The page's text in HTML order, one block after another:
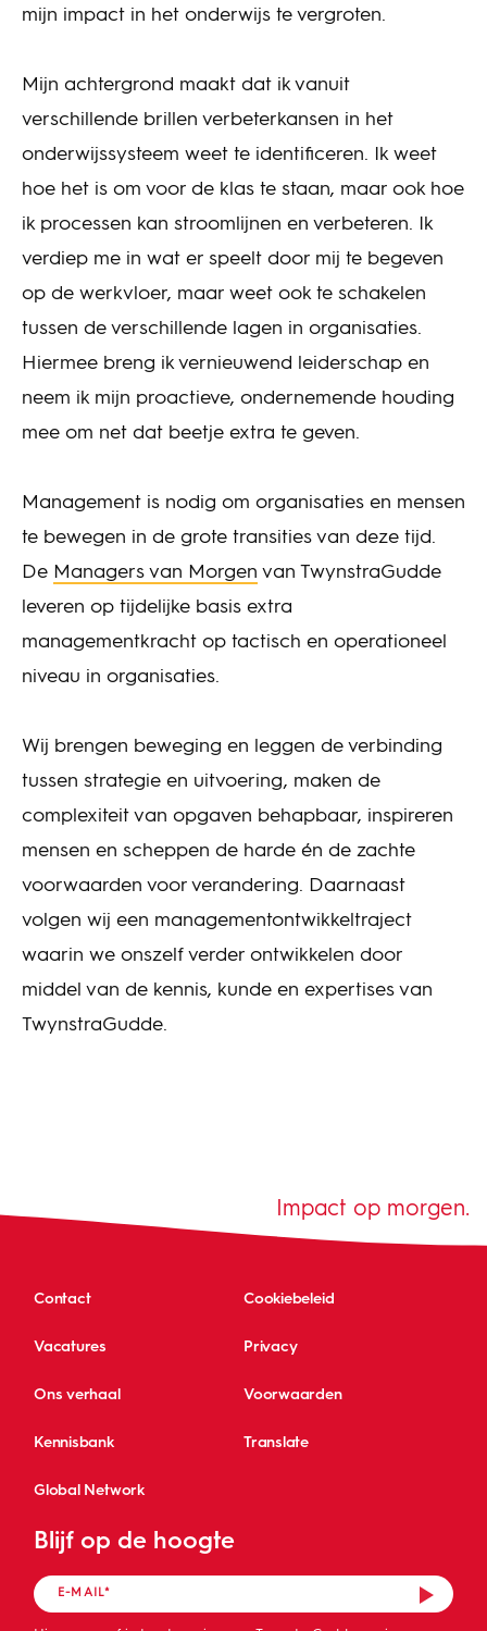
mijn impact in het onderwijs te vergroten.
Mijn achtergrond maakt dat ik vanuit
verschillende brillen verbeterkansen in het
onderwijssysteem weet te identificeren. Ik weet
hoe het is om voor de klas te staan, maar ook hoe
ik processen kan stroomlijnen en verbeteren. Ik
verdiep me in wat er speelt door mij te begeven
op de werkvloer, maar weet ook te schakelen
tussen de verschillende lagen in organisaties.
Hiermee breng ik vernieuwend leiderschap en
neem ik mijn proactieve, ondernemende houding
mee om net dat beetje extra te geven.
Management is nodig om organisaties en mensen
te bewegen in de grote transities van deze tijd.
De Managers van Morgen van TwynstraGudde
leveren op tijdelijke basis extra
managementkracht op tactisch en operationeel
niveau in organisaties.
Wij brengen beweging en leggen de verbinding
tussen strategie en uitvoering, maken de
complexiteit van opgaven behapbaar, inspireren
mensen en scheppen de harde én de zachte
voorwaarden voor verandering. Daarnaast
volgen wij een managementontwikkeltraject
waarin we onszelf verder ontwikkelen door
middel van de kennis, kunde en expertises van
TwynstraGudde.
Contact Cookiebeleid
Vacatures Privacy
Ons verhaal Voorwaarden
Kennisbank Translate
Global Network
Blijf op de hoogte
Impact op morgen.